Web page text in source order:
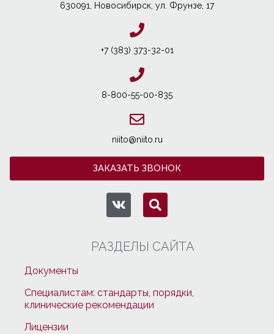
630091, Новосибирcк, ул. Фрунзе, 17
+7 (383) 373-32-01
8-800-55-00-835
niito@niito.ru
ЗАКАЗАТЬ ЗВОНОК
РАЗДЕЛЫ САЙТА
Документы
Специалистам: стандарты, порядки,
клинические рекомендации
Лицензии